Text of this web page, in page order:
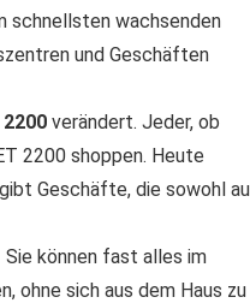
schnellsten wachsenden
und Geschäften
2200 verändert. Jeder, ob
2200 shoppen. Heute
Geschäfte, die sowohl
können fast alles im
ohne sich aus dem Haus zu